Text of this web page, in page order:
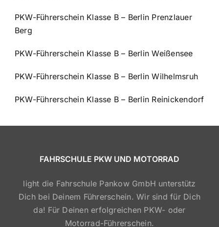
PKW-Führerschein Klasse B – Berlin Prenzlauer
Berg
PKW-Führerschein Klasse B – Berlin Weißensee
PKW-Führerschein Klasse B – Berlin Wilhelmsruh
PKW-Führerschein Klasse B – Berlin Reinickendorf
FAHRSCHULE PKW UND MOTORRAD
light die Fahrschule Pankow GmbH unterstütz
Dich bei Deinem Führerschein. Wir sind für Dich
da! Für Deinen erfolgreichen PKW- oder
Motorrad-Führerschein.